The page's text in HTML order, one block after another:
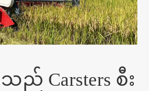
သည် Carsters စီး